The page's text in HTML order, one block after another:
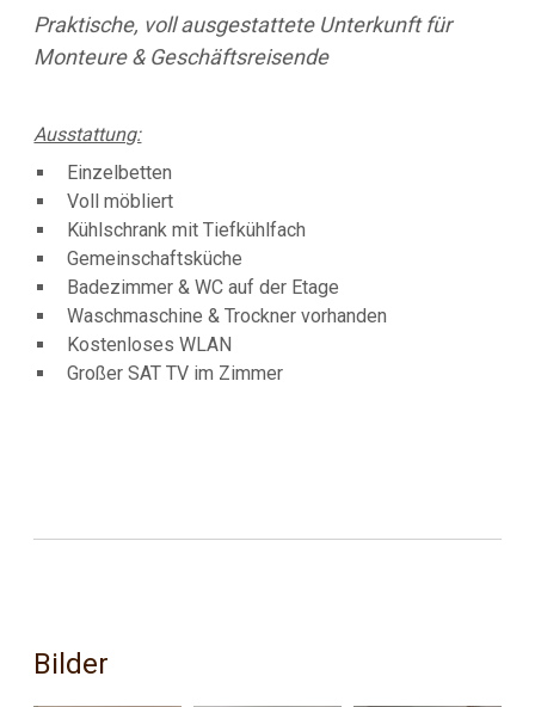
Praktische, voll ausgestattete Unterkunft für
Monteure & Geschäftsreisende
Ausstattung:
Einzelbetten
Voll möbliert
Kühlschrank mit Tiefkühlfach
Gemeinschaftsküche
Badezimmer & WC auf der Etage
Waschmaschine & Trockner vorhanden
Kostenloses WLAN
Großer SAT TV im Zimmer
Bilder